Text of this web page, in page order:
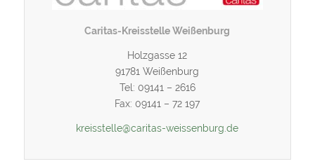
Caritas-Kreisstelle Weißenburg
Holzgasse 12
91781 Weißenburg
Tel: 09141 – 2616
Fax: 09141 – 72 197
kreisstelle@caritas-weissenburg.de